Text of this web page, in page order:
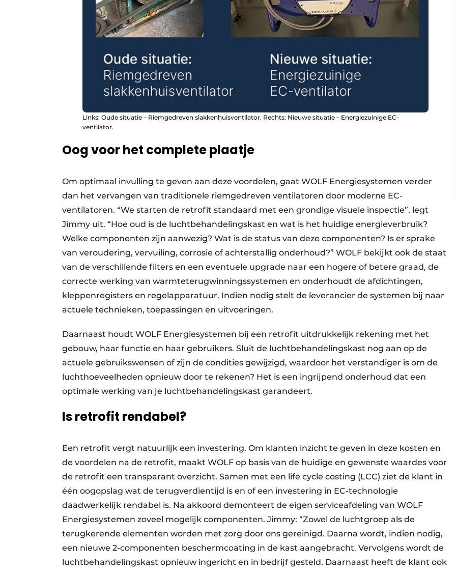
Links: Oude situatie – Riemgedreven slakkenhuisventilator. Rechts: Nieuwe situatie – Energiezuinige EC-
ventilator.
Oog voor het complete plaatje
Om optimaal invulling te geven aan deze voordelen, gaat WOLF Energiesystemen verder
dan het vervangen van traditionele riemgedreven ventilatoren door moderne EC-
ventilatoren. “We starten de retrofit standaard met een grondige visuele inspectie”, legt
Jimmy uit. “Hoe oud is de luchtbehandelingskast en wat is het huidige energieverbruik?
Welke componenten zijn aanwezig? Wat is de status van deze componenten? Is er sprake
van veroudering, vervuiling, corrosie of achterstallig onderhoud?” WOLF bekijkt ook de staat
van de verschillende filters en een eventuele upgrade naar een hogere of betere graad, de
correcte werking van warmteterugwinningssystemen en onderhoudt de afdichtingen,
kleppenregisters en regelapparatuur. Indien nodig stelt de leverancier de systemen bij naar
actuele technieken, toepassingen en uitvoeringen.
Daarnaast houdt WOLF Energiesystemen bij een retrofit uitdrukkelijk rekening met het
gebouw, haar functie en haar gebruikers. Sluit de lucht­behandelingskast nog aan op de
actuele gebruikswensen of zijn de condities gewijzigd, waardoor het verstandiger is om de
luchthoeveelheden opnieuw door te rekenen? Het is een ingrijpend onderhoud dat een
optimale werking van je luchtbehandelingskast garandeert.
Is retrofit rendabel?
Een retrofit vergt natuurlijk een investering. Om klanten inzicht te geven in deze kosten en
de voordelen na de retrofit, maakt WOLF op basis van de huidige en gewenste waardes voor
de retrofit een transparant overzicht. Samen met een life cycle costing (LCC) ziet de klant in
één oogopslag wat de terugverdientijd is en of een investering in EC-technologie
daadwerkelijk rendabel is. Na akkoord demonteert de eigen serviceafdeling van WOLF
Energiesystemen zoveel mogelijk componenten. Jimmy: “Zowel de luchtgroep als de
terugkerende elementen worden met zorg door ons gereinigd. Daarna wordt, indien nodig,
een nieuwe 2-componenten beschermcoating in de kast aangebracht. Vervolgens wordt de
luchtbehandelingskast opnieuw ingericht en in bedrijf gesteld. Daarnaast heeft de klant ook